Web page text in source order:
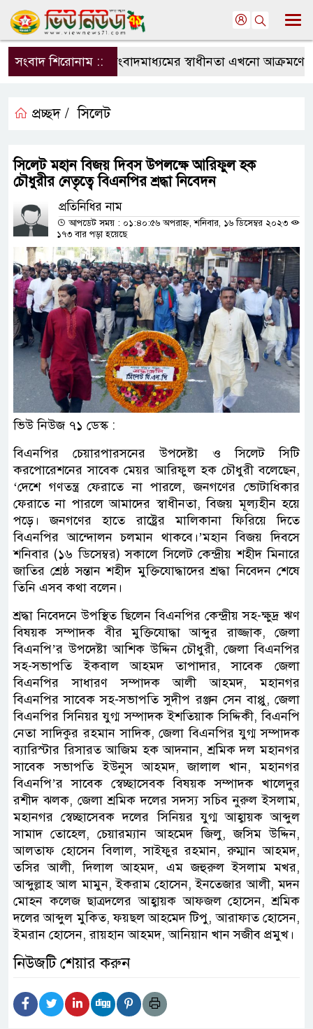
সংবাদ শিরোনাম ::সংবাদমাধ্যমের স্বাধীনতা এখনো আক্রমণের
প্রচ্ছদ / সিলেট
সিলেট মহান বিজয় দিবস উপলক্ষে আরিফুল হক
চৌধুরীর নেতৃত্বে বিএনপির শ্রদ্ধা নিবেদন
প্রতিনিধির নাম
আপডেট সময় : ০১:৪০:৫৬ অপরাহ্ন, শনিবার, ১৬ ডিসেম্বর ২০২৩
১৭৩ বার পড়া হয়েছে
ভিউ নিউজ ৭১ ডেস্ক :
বিএনপির চেয়ারপারসনের উপদেষ্টা ও সিলেট সিটি
করপোরেশনের সাবেক মেয়র আরিফুল হক চৌধুরী বলেছেন,
‘দেশে গণতন্ত্র ফেরাতে না পারলে, জনগণের ভোটাধিকার
ফেরাতে না পারলে আমাদের স্বাধীনতা, বিজয় মূল্যহীন হয়ে
পড়ে। জনগণের হাতে রাষ্ট্রের মালিকানা ফিরিয়ে দিতে
বিএনপির আন্দোলন চলমান থাকবে।’মহান বিজয় দিবসে
শনিবার (১৬ ডিসেম্বর) সকালে সিলেট কেন্দ্রীয় শহীদ মিনারে
জাতির শ্রেষ্ঠ সন্তান শহীদ মুক্তিযোদ্ধাদের শ্রদ্ধা নিবেদন শেষে
তিনি এসব কথা বলেন।
শ্রদ্ধা নিবেদনে উপস্থিত ছিলেন বিএনপির কেন্দ্রীয় সহ-ক্ষুদ্র ঋণ
বিষয়ক সম্পাদক বীর মুক্তিযোদ্ধা আব্দুর রাজ্জাক, জেলা
বিএনপি’র উপদেষ্টা আশিক উদ্দিন চৌধুরী, জেলা বিএনপির
সহ-সভাপতি ইকবাল আহমদ তাপাদার, সাবেক জেলা
বিএনপির সাধারণ সম্পাদক আলী আহমদ, মহানগর
বিএনপির সাবেক সহ-সভাপতি সুদীপ রঞ্জন সেন বাপ্পু, জেলা
বিএনপির সিনিয়র যুগ্ম সম্পাদক ইশতিয়াক সিদ্দিকী, বিএনপি
নেতা সাদিকুর রহমান সাদিক, জেলা বিএনপির যুগ্ম সম্পাদক
ব্যারিস্টার রিসারত আজিম হক আদনান, শ্রমিক দল মহানগর
সাবেক সভাপতি ইউনুস আহমদ, জালাল খান, মহানগর
বিএনপি’র সাবেক স্বেচ্ছাসেবক বিষয়ক সম্পাদক খালেদুর
রশীদ ঝলক, জেলা শ্রমিক দলের সদস্য সচিব নুরুল ইসলাম,
মহানগর স্বেচ্ছাসেবক দলের সিনিয়র যুগ্ম আহ্বায়ক আব্দুল
সামাদ তোহেল, চেয়ারম্যান আহমেদ জিলু, জসিম উদ্দিন,
আলতাফ হোসেন বিলাল, সাইফুর রহমান, রুম্মান আহমদ,
তসির আলী, দিলাল আহমদ, এম জহুরুল ইসলাম মখর,
আব্দুল্লাহ আল মামুন, ইকরাম হোসেন, ইনতেজার আলী, মদন
মোহন কলেজ ছাত্রদলের আহ্বায়ক আফজল হোসেন, শ্রমিক
দলের আব্দুল মুকিত, ফয়ছল আহমেদ টিপু, আরাফাত হোসেন,
ইমরান হোসেন, রায়হান আহমদ, আনিয়ান খান সজীব প্রমুখ।
নিউজটি শেয়ার করুন